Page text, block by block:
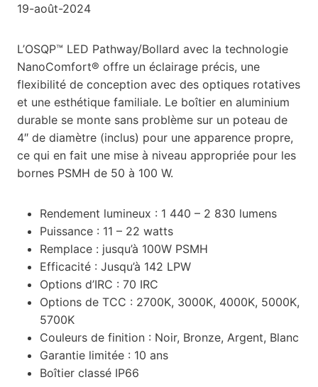
19-août-2024
L’OSQP™ LED Pathway/Bollard avec la technologie
NanoComfort® offre un éclairage précis, une
flexibilité de conception avec des optiques rotatives
et une esthétique familiale. Le boîtier en aluminium
durable se monte sans problème sur un poteau de
4″ de diamètre (inclus) pour une apparence propre,
ce qui en fait une mise à niveau appropriée pour les
bornes PSMH de 50 à 100 W.
Rendement lumineux : 1 440 – 2 830 lumens
Puissance : 11 – 22 watts
Remplace : jusqu’à 100W PSMH
Efficacité : Jusqu’à 142 LPW
Options d’IRC : 70 IRC
Options de TCC : 2700K, 3000K, 4000K, 5000K,
5700K
Couleurs de finition : Noir, Bronze, Argent, Blanc
Garantie limitée : 10 ans
Boîtier classé IP66